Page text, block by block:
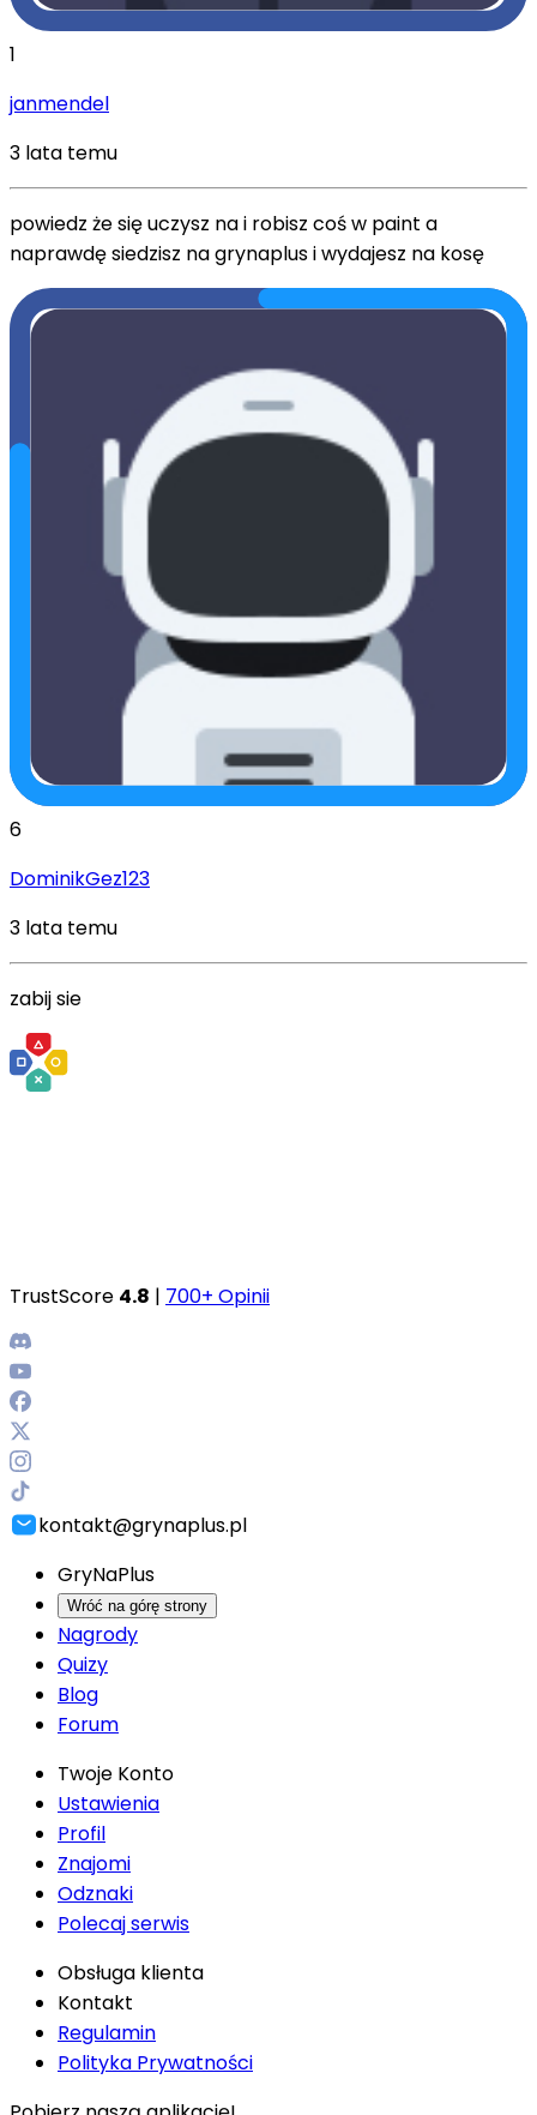
1
janmendel
3 lata temu
powiedz że się uczysz na i robisz coś w paint a
naprawdę siedzisz na grynaplus i wydajesz na kosę
6
DominikGez123
3 lata temu
zabij sie
TrustScore 4.8 | 700+ Opinii
kontakt@grynaplus.pl
GryNaPlus
Wróć na górę strony
Nagrody
Quizy
Blog
Forum
Twoje Konto
Ustawienia
Profil
Znajomi
Odznaki
Polecaj serwis
Obsługa klienta
Kontakt
Regulamin
Polityka Prywatności